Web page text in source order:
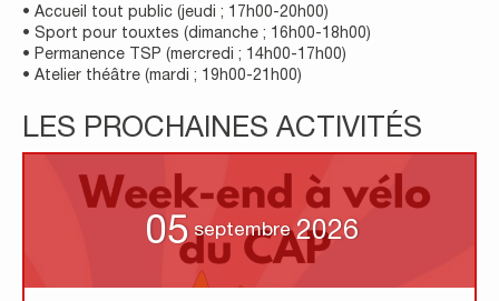
• Accueil tout public (jeudi ; 17h00-20h00)
• Sport pour touxtes (dimanche ; 16h00-18h00)
• Permanence TSP (mercredi ; 14h00-17h00)
• Atelier théâtre (mardi ; 19h00-21h00)
LES PROCHAINES ACTIVITÉS
05 septembre 2026